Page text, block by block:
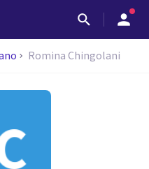
Romina Chingolani